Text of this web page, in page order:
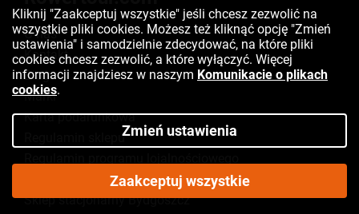
O nas
Kontakt
Blog
Marki
Karta podarunkowa
Regulamin sklepu
Polityka prywatności
Sklep stacjonarny Bydgoszcz
Kliknij "Zaakceptuj wszystkie" jeśli chcesz zezwolić na
wszystkie pliki cookies. Możesz też kliknąć opcję "Zmień
ustawienia" i samodzielnie zdecydować, na które pliki
cookies chcesz zezwolić, a które wyłączyć. Więcej
informacji znajdziesz w naszym Komunikacie o plikach
cookies.
Zmień ustawienia
Zaakceptuj wszystkie